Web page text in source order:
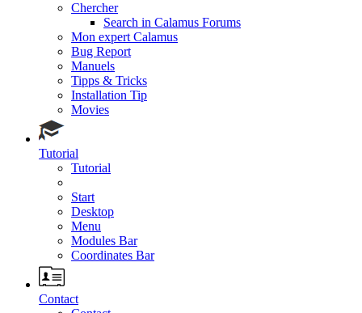
Chercher
Search in Calamus Forums
Mon expert Calamus
Bug Report
Manuels
Tipps & Tricks
Installation Tip
Movies
Tutorial
Tutorial
Start
Desktop
Menu
Modules Bar
Coordinates Bar
Contact